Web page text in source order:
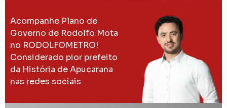
Acompanhe Plano de
Governo de Rodolfo Mota
no RODOLFOMETRO!
Considerado pior prefeito
da História de Apucarana
nas redes sociais